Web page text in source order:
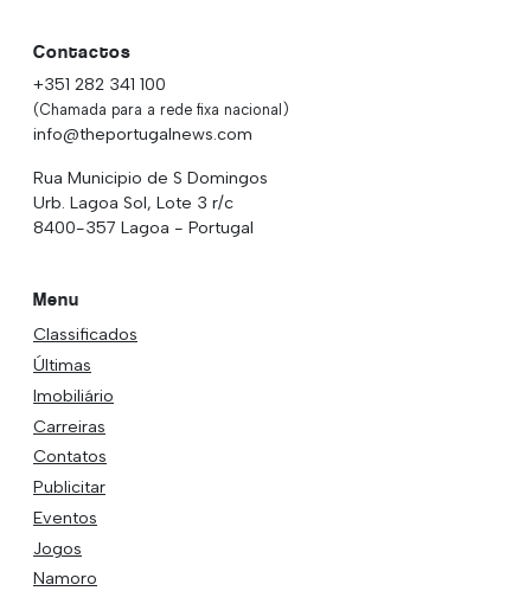
Contactos
+351 282 341 100
(Chamada para a rede fixa nacional)
info@theportugalnews.com
Rua Municipio de S Domingos
Urb. Lagoa Sol, Lote 3 r/c
8400-357 Lagoa - Portugal
Menu
Classificados
Últimas
Imobiliário
Carreiras
Contatos
Publicitar
Eventos
Jogos
Namoro